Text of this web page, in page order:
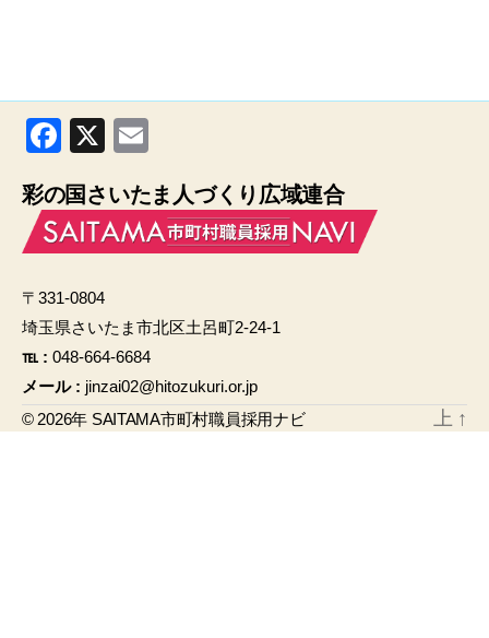
F
c
e
o
o
k
X
ail
彩の国さいたま人づくり広域連合
〒331-0804
埼玉県さいたま市北区土呂町2-24-1
℡ : 048-664-6684
メール : jinzai02@hitozukuri.or.jp
© 2026年 SAITAMA市町村職員採用ナビ 上 ↑